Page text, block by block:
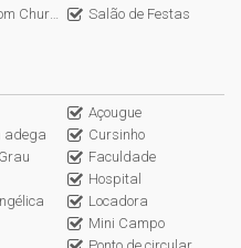
e lazer
indução (salão de festa,
de energia solar (área
Salão de Festas
Açougue
adega
Cursinho
Faculdade
Hospital
Locadora
Mini Campo